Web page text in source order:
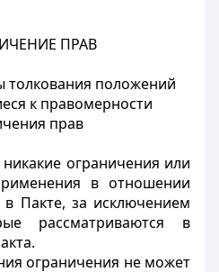
ПРАВ
положений
к правомерности
прав
ограничения или
в отношении
в Пакте, за исключением
рассматриваются в
ограничения не может